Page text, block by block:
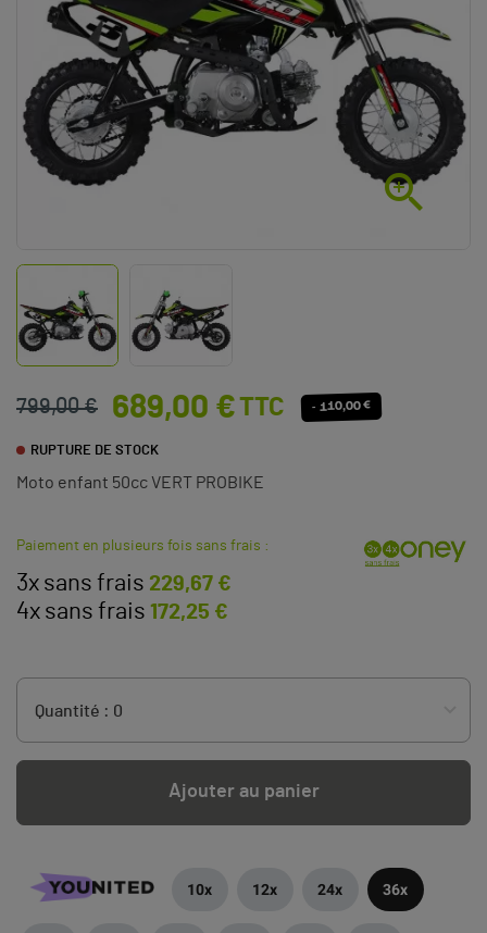

799,00 € 689,00 €TTC - 110,00 €
RUPTURE DE STOCK
Moto enfant 50cc VERT PROBIKE
Paiement en plusieurs fois sans frais :
3x sans frais 229,67 €
4x sans frais 172,25 €
Ajouter au panier
10x 12x 24x 36x